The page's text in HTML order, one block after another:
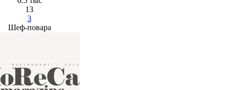
13
3
Шеф-повара